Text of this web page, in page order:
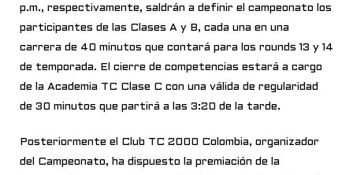
p.m., respectivamente, saldrán a definir el campeonato los
participantes de las Clases A y B, cada una en una
carrera de 40 minutos que contará para los rounds 13 y 14
de temporada. El cierre de competencias estará a cargo
de la Academia TC Clase C con una válida de regularidad
de 30 minutos que partirá a las 3:20 de la tarde.
Posteriormente el Club TC 2000 Colombia, organizador
del Campeonato, ha dispuesto la premiación de la